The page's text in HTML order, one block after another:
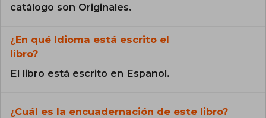
catálogo son Originales.
¿En qué Idioma está escrito el
libro?
El libro está escrito en Español.
¿Cuál es la encuadernación de este libro?